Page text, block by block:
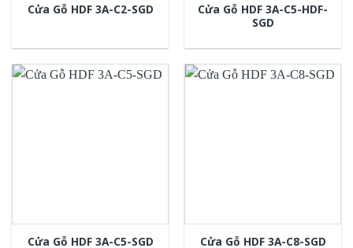
Cửa Gỗ HDF 3A-C2-SGD
Cửa Gỗ HDF 3A-C5-HDF-
SGD
Cửa Gỗ HDF 3A-C5-SGD Cửa Gỗ HDF 3A-C8-SGD